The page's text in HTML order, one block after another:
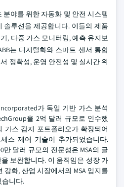
분야를 위한 자동화 및 안전 시스템
솔루션을 제공합니다. 이들의 제품
, 다중 가스 모니터링, 예측 유지보
는 디지털화와 스마트 센서 통합
정확성, 운영 안전성 및 실시간 위
가 독일 기반 가스 분석
을 2억 달러 규모로 인수했
가스 감지 포트폴리오가 확장되어
스 제어 기술이 추가되었습니다.
만 달러 규모의 전문성은 MSA의 글
보완합니다. 이 움직임은 성장 가
강화, 산업 시장에서의 MSA 입지를
니다.